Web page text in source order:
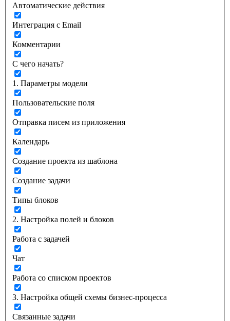
Автоматические действия
Интеграция с Email
Комментарии
С чего начать?
1. Параметры модели
Пользовательские поля
Отправка писем из приложения
Календарь
Создание проекта из шаблона
Создание задачи
Типы блоков
2. Настройка полей и блоков
Работа с задачей
Чат
Работа со списком проектов
3. Настройка общей схемы бизнес-процесса
Связанные задачи